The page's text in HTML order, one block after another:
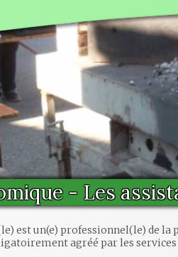
- Les
est un(e) professionnel(le) de la
agréé par les